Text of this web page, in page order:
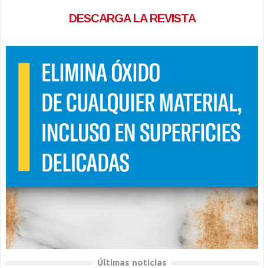
DESCARGA LA REVISTA
Últimas noticias